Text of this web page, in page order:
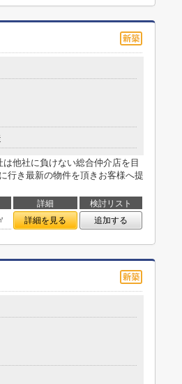
他社に負けない総合仲介店を目
行き最新の物件を頂きお客様へ提
詳細
検討リスト
詳細を見る 追加する